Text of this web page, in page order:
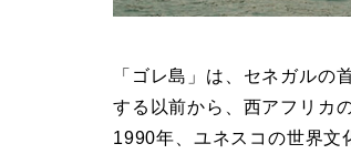
「ゴレ島」は、 セネガルの
する以前から、 西アフリカ
1990年、ユネスコの世界文